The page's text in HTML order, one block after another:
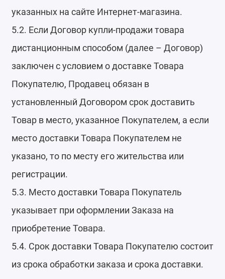
указанных на сайте Интернет-магазина.
5.2. Если Договор купли-продажи товара
дистанционным способом (далее – Договор)
заключен с условием о доставке Товара
Покупателю, Продавец обязан в
установленный Договором срок доставить
Товар в место, указанное Покупателем, а если
место доставки Товара Покупателем не
указано, то по месту его жительства или
регистрации.
5.3. Место доставки Товара Покупатель
указывает при оформлении Заказа на
приобретение Товара.
5.4. Срок доставки Товара Покупателю состоит
из срока обработки заказа и срока доставки.